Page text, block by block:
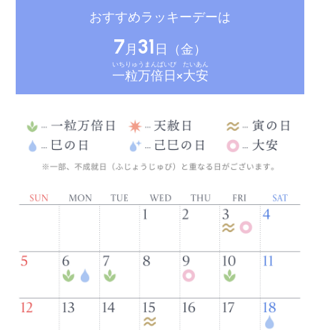
おすすめラッキーデーは
7月 31 日（金）
一粒万倍日
いちりゅうまんばいび
×大安
たいあん